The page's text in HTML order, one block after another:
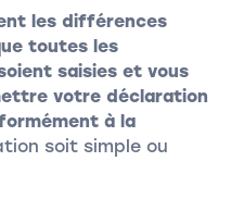
les différences
toutes les
saisies et vous
votre déclaration
à la
soit simple ou